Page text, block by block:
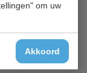
om uw
Akkoord